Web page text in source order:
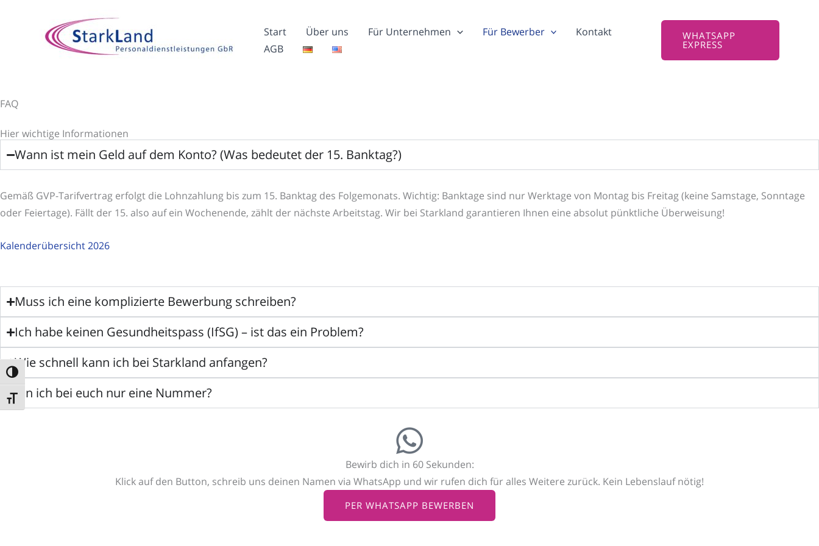
UMSCHALTEN AUF HOHE KONTRASTE
SCHRIFT VERGRÖSSERN
Start Über uns Für Unternehmen Für Bewerber
Kontakt
AGB
WHATSAPP
EXPRESS
FAQ
Hier wichtige Informationen
Wann ist mein Geld auf dem Konto? (Was bedeutet der 15. Banktag?)
Gemäß GVP-Tarifvertrag erfolgt die Lohnzahlung bis zum 15. Banktag des Folgemonats. Wichtig: Banktage sind nur Werktage von Montag bis Freitag (keine Samstage, Sonntage
oder Feiertage). Fällt der 15. also auf ein Wochenende, zählt der nächste Arbeitstag. Wir bei Starkland garantieren Ihnen eine absolut pünktliche Überweisung!
Kalenderübersicht 2026
Muss ich eine komplizierte Bewerbung schreiben?
Ich habe keinen Gesundheitspass (IfSG) – ist das ein Problem?
Wie schnell kann ich bei Starkland anfangen?
Bin ich bei euch nur eine Nummer?
Bewirb dich in 60 Sekunden:
Klick auf den Button, schreib uns deinen Namen via WhatsApp und wir rufen dich für alles Weitere zurück. Kein Lebenslauf nötig!
PER WHATSAPP BEWERBEN